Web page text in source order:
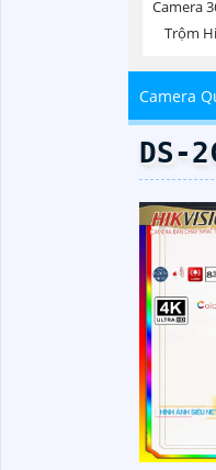
Camera
Trộm
Camera
DS-